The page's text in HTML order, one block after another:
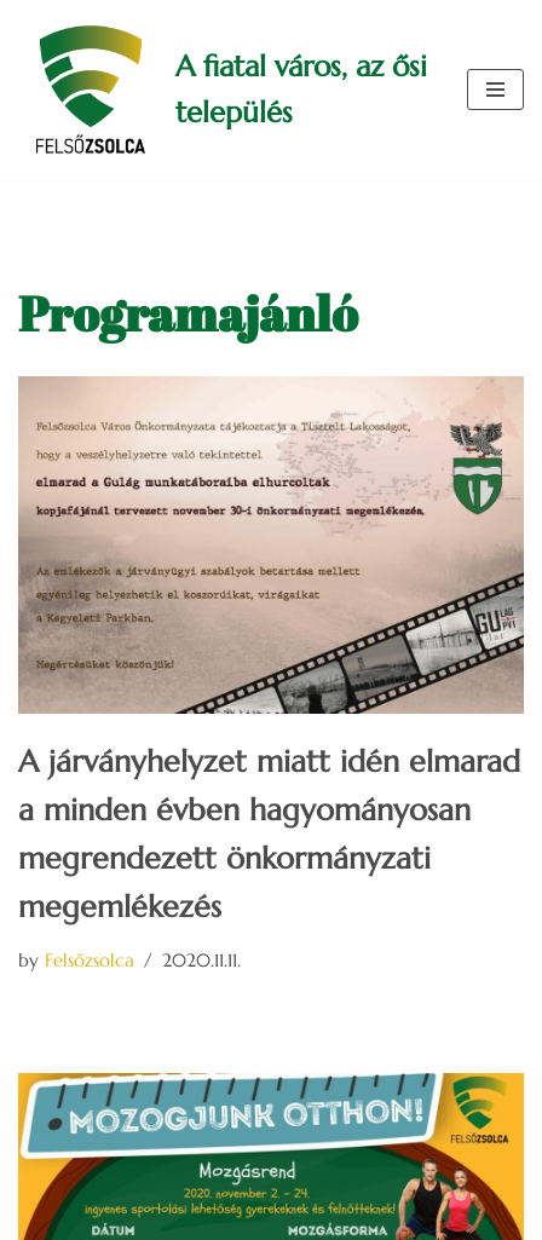
Skip
content
A fiatal város, az ősi
település
Programajánló
A járványhelyzet miatt idén elmarad
a minden évben hagyományosan
megrendezett önkormányzati
megemlékezés
by Felsőzsolca 2020.11.11.